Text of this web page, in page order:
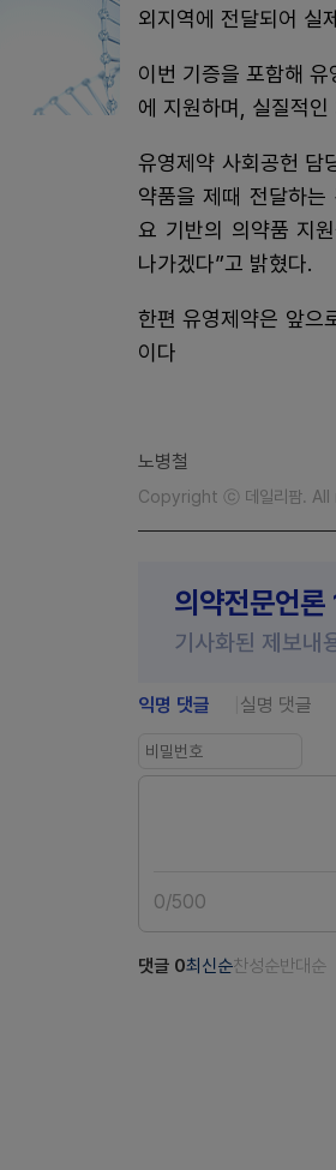
외지역에 전달되어 실
이번 기증을 포함해
에 지원하며, 실질적
유영제약 사회공헌 담
약품을 제때 전달하
요 기반의 의약품 지
나가겠다”고 밝혔다.
한편 유영제약은 앞으
이다
노병철
Copyright ⓒ 데일리팜. All
의약전문언론
기사화된 제보내
익명 댓글 실명 댓글
0/500
댓글 0최신순찬성순반대순